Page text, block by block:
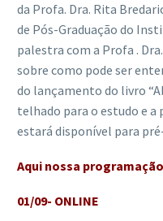
da Profa. Dra. Rita
de Pós-Graduação do
palestra com a Profa .
sobre como pode ser
do lançamento do livro
telhado para o estudo e a
estará disponível para
Aqui nossa
01/09- ONLINE